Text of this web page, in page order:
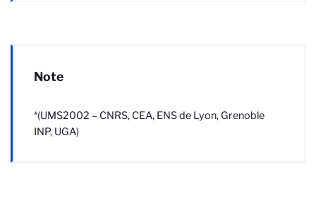
Note
*(UMS2002 – CNRS, CEA, ENS de Lyon, Grenoble
INP, UGA)